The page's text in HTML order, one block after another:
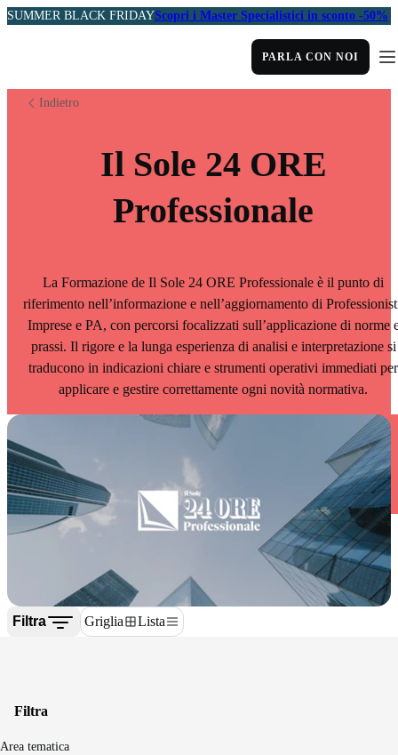
SUMMER BLACK FRIDAYScopri i Master Specialistici in sconto -50%
PARLA CON NOI
Indietro
Il Sole 24 ORE
Professionale
La Formazione de Il Sole 24 ORE Professionale è il punto di
riferimento nell’informazione e nell’aggiornamento di
Imprese e PA, con percorsi focalizzati sull’applicazione di norme
prassi. Il rigore e la lunga esperienza di analisi e interpretazione si
traducono in indicazioni chiare e strumenti operativi immediati per
applicare e gestire correttamente ogni novità normativa.
Filtra Griglia Lista
Filtra
Area tematica